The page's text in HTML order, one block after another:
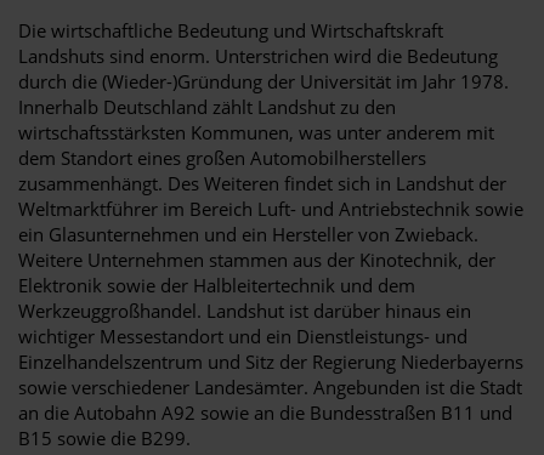
Die wirtschaftliche Bedeutung und Wirtschaftskraft
Landshuts sind enorm. Unterstrichen wird die Bedeutung
durch die (Wieder-)Gründung der Universität im Jahr 1978.
Innerhalb Deutschland zählt Landshut zu den
wirtschaftsstärksten Kommunen, was unter anderem mit
dem Standort eines großen Automobilherstellers
zusammenhängt. Des Weiteren findet sich in Landshut der
Weltmarktführer im Bereich Luft- und Antriebstechnik sowie
ein Glasunternehmen und ein Hersteller von Zwieback.
Weitere Unternehmen stammen aus der Kinotechnik, der
Elektronik sowie der Halbleitertechnik und dem
Werkzeuggroßhandel. Landshut ist darüber hinaus ein
wichtiger Messestandort und ein Dienstleistungs- und
Einzelhandelszentrum und Sitz der Regierung Niederbayerns
sowie verschiedener Landesämter. Angebunden ist die Stadt
an die Autobahn A92 sowie an die Bundesstraßen B11 und
B15 sowie die B299.